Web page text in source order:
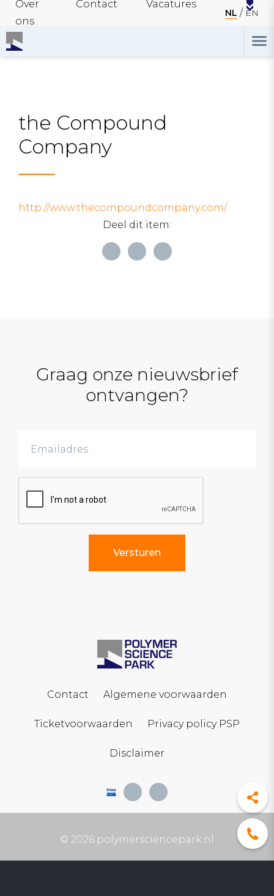
Over
ons
Contact Vacatures
NL EN
the Compound
Company
http://www.thecompoundcompany.com/
Deel dit item:
Graag onze nieuwsbrief
ontvangen?
Contact Algemene voorwaarden
Ticketvoorwaarden Privacy policy PSP
Disclaimer
© 2026 polymersciencepark.nl